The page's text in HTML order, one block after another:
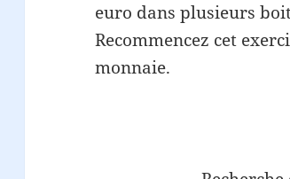
euro dans plusieurs
Recommencez cet
monnaie.